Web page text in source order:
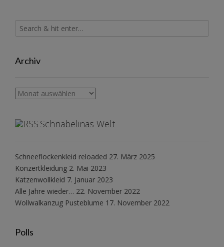
Archiv
Archiv
Schnabelinas Welt
Schneeflockenkleid reloaded 27. März 2025
Konzertkleidung 2. Mai 2023
Katzenwollkleid 7. Januar 2023
Alle Jahre wieder… 22. November 2022
Wollwalkanzug Pusteblume 17. November 2022
Polls